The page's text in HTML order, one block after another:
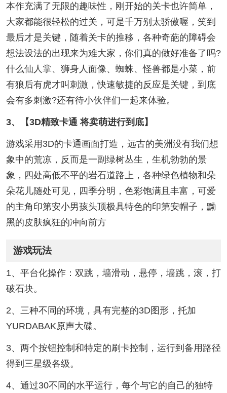
本作充满了无限的趣味性，刚开始的关卡也许简单，
大家都能很轻松的过关，可是千万别太骄傲喔，笑到
最后才是关键，随着关卡的推移，各种奇葩的障碍会
想法设法的出现来为难大家，你们真的做好准备了吗?
什么仙人掌、狮身人面像、蜘蛛、怪兽都是小菜，前
有狼后有虎才叫刺激，快速敏捷的反应是关键，到底
会有多刺激?还有待小伙伴们一起来体验。
3、【3D精致卡通 将卖萌进行到底】
游戏采用3D的卡通画面打造，远古的美洲没有我们想
象中的荒凉，反而是一副绿树丛生，生机勃勃的景
象，四处高低不平的岩石道路上，各种绿色植物和朵
朵花儿随处可见，四季分明，色彩饱满且丰富，可爱
的主角印第安小男孩头顶极具特色的印第安帽子，黝
黑的皮肤疯狂的冲向前方
游戏玩法
1、平台化操作：双跳，墙滑动，悬停，墙跳，滚，打
破石块。
2、三种不同的环境，具有完整的3D图形，托加
YURDABAK原声大碟。
3、两个按钮控制和特定的刷卡控制，运行到备用路径
得到三星级各级。
4、通过30不同的水平运行，每个与它的自己的独特